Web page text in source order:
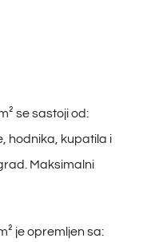
se sastoji od:
hodnika, kupatila i
Maksimalni
je opremljen sa: